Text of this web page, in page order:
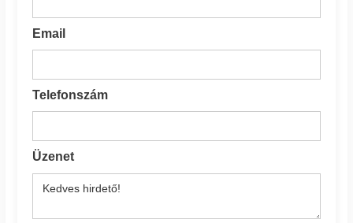
Email
Telefonszám
Üzenet